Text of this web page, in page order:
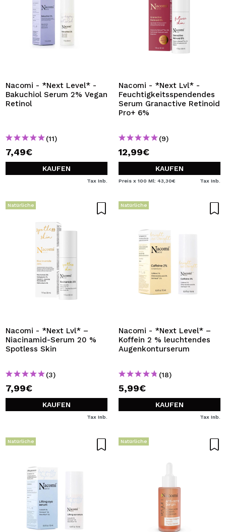
Nacomi - *Next Level* -
Bakuchiol Serum 2% Vegan
Retinol
(11)
7,49€
KAUFEN
Tax Inb.
Nacomi - *Next Lvl* -
Feuchtigkeitsspendendes
Serum Granactive Retinoid
Pro+ 6%
(9)
12,99€
KAUFEN
Preis x 100 Ml: 43,30€ Tax Inb.
Natürliche
Nacomi - *Next Lvl* –
Niacinamid-Serum 20 %
Spotless Skin
(3)
7,99€
KAUFEN
Tax Inb.
Natürliche
Nacomi - *Next Level* –
Koffein 2 % leuchtendes
Augenkonturserum
(18)
5,99€
KAUFEN
Tax Inb.
Natürliche Natürliche